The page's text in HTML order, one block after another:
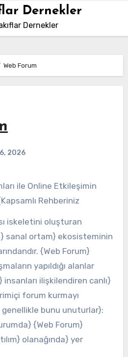
Dernekler
Dernekler
Web Forum
2026
Rehberiniz
iskeletini oluşturan
sanal ortam} ekosisteminin
{Web Forum}
yapıldığı alanlar
ilişkilendiren canlı}
forum kurmayı
bunu unuturlar}:
{Web Forum}
olanağında} yer